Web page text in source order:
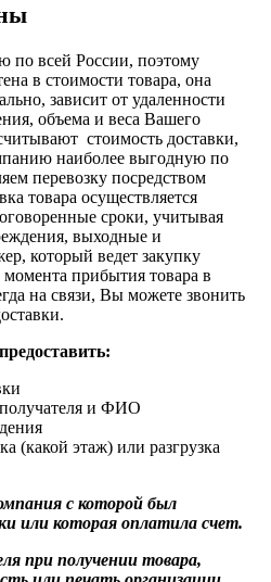
по всей России, поэтому
в стоимости товара, она
зависит от удаленности
объема и веса Вашего
стоимость доставки,
наиболее выгодную по
перевозку посредством
товара осуществляется
сроки, учитывая
выходные и
который ведет закупку
прибытия товара в
на связи, Вы можете звонить
и ФИО
(какой этаж) или разгрузка
с которой был
или которая оплатила счет.
при получении товара,